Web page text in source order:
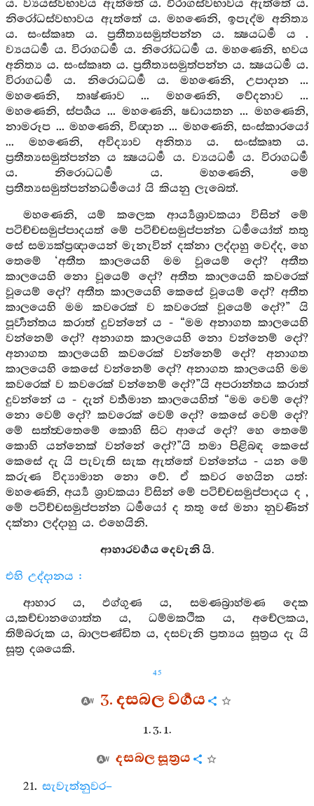
ය. ව්‍යයස්වභාවය ඇත්තේ ය. විරාගස්වභාවය ඇත්තේ ය.
නිරෝධස්වභාවය ඇත්තේ ය. මහණෙනි, ඉපැද්ම අනිත්‍ය
ය. සංස්කෘත ය. ප්‍රතීත්‍යසමුත්පන්න ය. ක්‍ෂයධර්‍ම ය .
ව්‍යයධර්‍ම ය. විරාගධර්‍ම ය. නිරෝධධර්‍ම ය. මහණෙනි, භවය
අනිත්‍ය ය. සංස්කෘත ය. ප්‍රතීත්‍යසමුත්පන්න ය. ක්‍ෂයධර්‍ම ය.
විරාගධර්‍ම ය. නිරොධධර්‍ම ය. මහණෙනි, උපාදාන ...
මහණෙනි, තෘෂ්ණාව ... මහණෙනි, වේදනාව ...
මහණෙනි, ස්පර්‍ශය ... මහණෙනි, ෂඩායතන ... මහණෙනි,
නාමරූප ... මහණෙනි, විඥාන ... මහණෙනි, සංස්කාරයෝ
... මහණෙනි, අවිද්‍යාව අනිත්‍ය ය. සංස්කෘත ය.
ප්‍රතීත්‍යසමුත්පන්න ය ක්‍ෂයධර්‍ම ය. ව්‍යයධර්‍ම ය. විරාගධර්‍ම
ය. නිරොධධර්‍ම ය. මහණෙනි, මේ
ප්‍රතීත්‍යසමුත්පන්නධර්‍මයෝ යි කියනු ලැබෙත්.
මහණෙනි, යම් කලෙක ආර්‍ය්‍යශ්‍රාවකයා විසින් මේ
පටිච්චසමුප්පාදයත් මේ පටිච්චසමුප්පන්න ධර්‍මයෝත් තතු
සේ සම්‍යක්ප්‍රඥායෙන් මැනැවින් දක්නා ලද්දාහු වෙද්ද, හෙ
තෙමේ ‘අතීත කාලයෙහි මම වූයෙම් දෝ? අතීත
කාලයෙහි නො වූයෙම් දෝ? අතීත කාලයෙහි කවරෙක්
වූයෙම් දෝ? අතීත කාලයෙහි කෙසේ වූයෙම් දෝ? අතීත
කාලයෙහි මම කවරෙක් ව කවරෙක් වූයෙම් දෝ?” යි
පූර්‍වාන්තය කරාත් දුවන්නේ ය - “මම අනාගත කාලයෙහි
වන්නෙම් දෝ? අනාගත කාලයෙහි නො වන්නෙම් දෝ?
අනාගත කාලයෙහි කවරෙක් වන්නෙම් දෝ? අනාගත
කාලයෙහි කෙසේ වන්නෙම් දෝ? අනාගත කාලයෙහි මම
කවරෙක් ව කවරෙක් වන්නෙම් දෝ?”යි අපරාන්තය කරාත්
දුවන්නේ ය - දැන් වර්‍තමාන කාලයෙහිත් “මම වෙම් දෝ?
නො වෙම් දෝ? කවරෙක් වෙම් දෝ? කෙසේ වෙම් දෝ?
මේ සත්ත්‍වතෙමේ කොහි සිට ආයේ දෝ? හෙ තෙමේ
කොහි යන්නෙක් වන්නේ දෝ?”යි තමා පිළිබඳ කෙසේ
කෙසේ දැ යි පැවැති සැක ඇත්තේ වන්නේය - යන මේ
කරුණ විද්‍යාමාන නො වේ. ඒ කවර හෙයින යත්:
මහණෙනි, අර්‍ය්‍ය ශ්‍රාවකයා විසින් මේ පටිච්චසමුප්පාදය ද ,
මේ පටිච්චසමුප්පන්න ධර්‍මයෝ ද තතු සේ මනා නුවණින්
දක්නා ලද්දාහු ය. එහෙයිනි.
ආහාරවර්‍ගය දෙවැනි යි.
එහි උද්දානය :
ආහාර ය, ඵග්ගුණ ය, සමණබ්‍රාහ්මණ දෙක
ය,කච්චානගොත්ත ය, ධම්මකථික ය, අචේලකය,
තිම්බරුක ය, බාලපණ්ඩිත ය, දසවැනි ප්‍රත්‍යය සූත්‍රය දැ යි
සූත්‍ර දශයෙකි.
45
3. දසබල වර්‍ගය
1. 3. 1.
දසබල සූත්‍රය
21. සැවැත්නුවර–